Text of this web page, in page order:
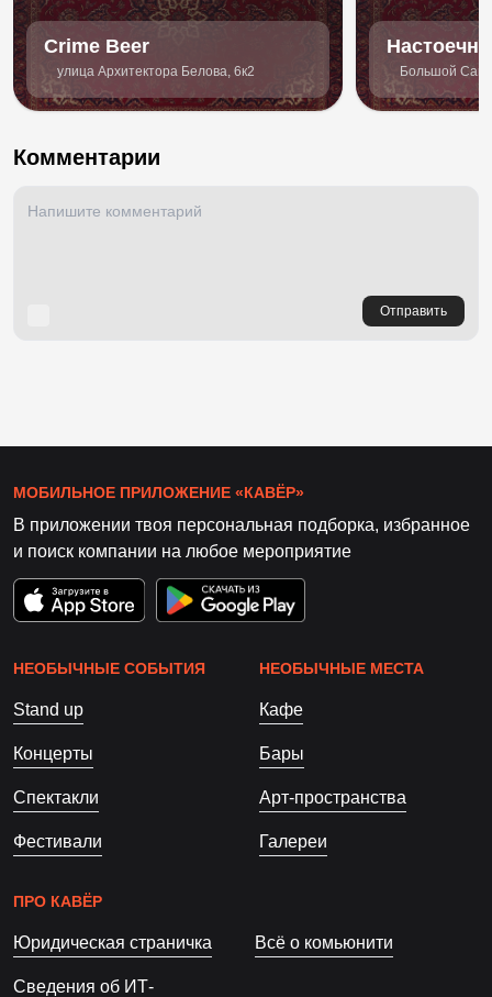
Crime Beer
улица Архитектора Белова, 6к2
Большой
74к2
Комментарии
Отправить
МОБИЛЬНОЕ ПРИЛОЖЕНИЕ «КАВЁР»
В приложении твоя персональная подборка, избранное
и поиск компании на любое мероприятие
НЕОБЫЧНЫЕ СОБЫТИЯ
Stand up
Концерты
Спектакли
Фестивали
НЕОБЫЧНЫЕ МЕСТА
Кафе
Бары
Арт-пространства
Галереи
ПРО КАВЁР
Юридическая страничка Всё о комьюнити
Сведения об ИТ-